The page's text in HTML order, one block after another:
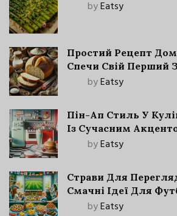
byEatsy
Простий Рецепт
Спечи Свій Перший
byEatsy
Пін-Ап Стиль У
Із Сучасним
byEatsy
Страви Для
Смачні Ідеї Для
byEatsy